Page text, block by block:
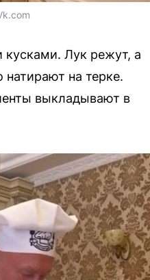
Лук режут, а
натирают на терке.
выкладывают в